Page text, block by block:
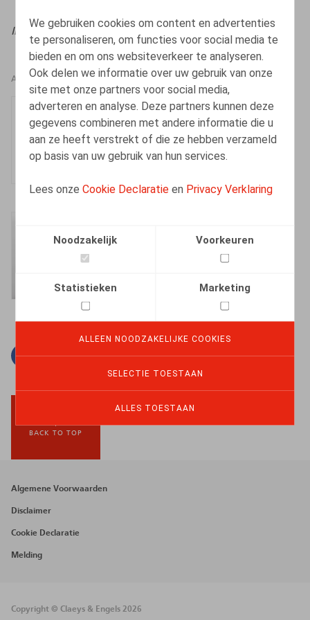
We gebruiken cookies om content en advertenties
te personaliseren, om functies voor social media te
bieden en om ons websiteverkeer te analyseren.
Ook delen we informatie over uw gebruik van onze
site met onze partners voor social media,
adverteren en analyse. Deze partners kunnen deze
gegevens combineren met andere informatie die u
aan ze heeft verstrekt of die ze hebben verzameld
op basis van uw gebruik van hun services.
Lees onzeCookie Declaratie en Privacy Verklaring
Noodzakelijk Voorkeuren
Statistieken Marketing
ALLEEN NOODZAKELIJKE COOKIES
SELECTIE TOESTAAN
ALLES TOESTAAN
IBJ/IJE, 18/12/2025
AUTEURS
Lucas De Vooght
Medewerker
Senior Associate
Facebook
TwitterLinkedin
E-mail
BACK TO TOP
Footer
menu
Algemene Voorwaarden
Disclaimer
Cookie Declaratie
Melding
Copyright © Claeys & Engels 2026